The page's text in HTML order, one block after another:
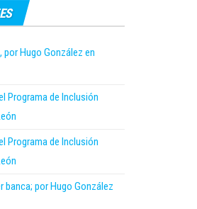
Hugo González en
Programa de Inclusión
Programa de Inclusión
banca; por Hugo González